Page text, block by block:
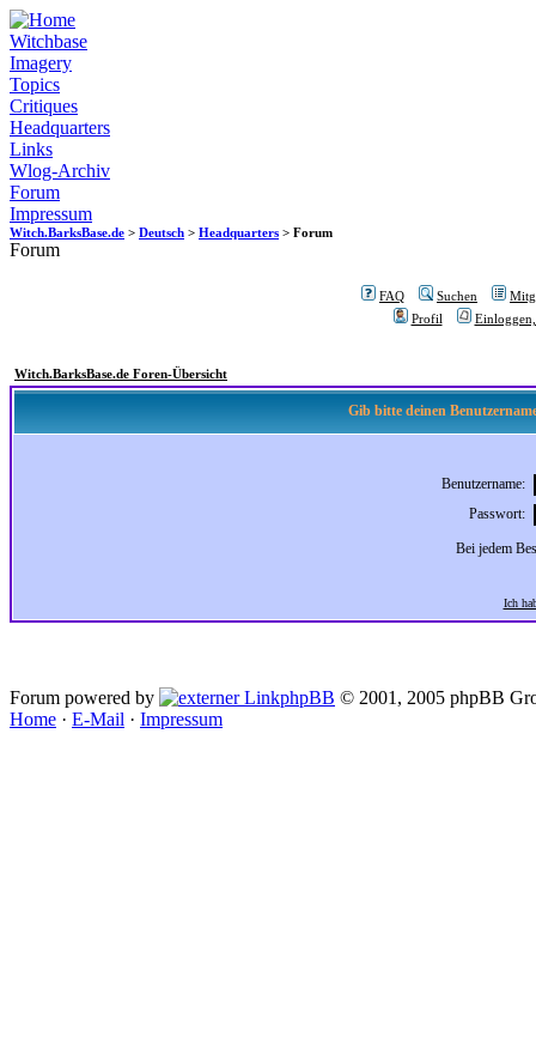
Witchbase
Imagery
Topics
Critiques
Headquarters
Links
Wlog-Archiv
Forum
Impressum
Witch.BarksBase.de > Deutsch > Headquarters > Forum
Forum
FAQ Suchen
Profil
Witch.BarksBase.de Foren-Übersicht
Gib bitte deinen
Benutzername:
Passwort:
Bei jedem
Ich
Forum powered by phpBB © 2001, 2005 phpBB
Home · E-Mail · Impressum